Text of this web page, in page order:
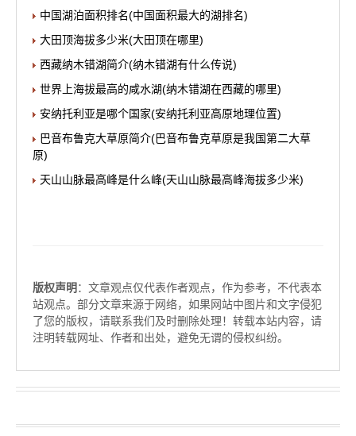
中国湖泊面积排名(中国面积最大的湖排名)
大田顶海拔多少米(大田顶在哪里)
西藏纳木错湖简介(纳木错湖有什么传说)
世界上海拔最高的咸水湖(纳木错湖在西藏的哪里)
安纳托利亚是哪个国家(安纳托利亚高原地理位置)
巴音布鲁克大草原简介(巴音布鲁克草原是我国第二大草
原)
天山山脉最高峰是什么峰(天山山脉最高峰海拔多少米)
版权声明 ：文章观点仅代表作者观点，作为参考，不代表本
站观点。部分文章来源于网络，如果网站中图片和文字侵犯
了您的版权，请联系我们及时删除处理！转载本站内容，请
注明转载网址、作者和出处，避免无谓的侵权纠纷。